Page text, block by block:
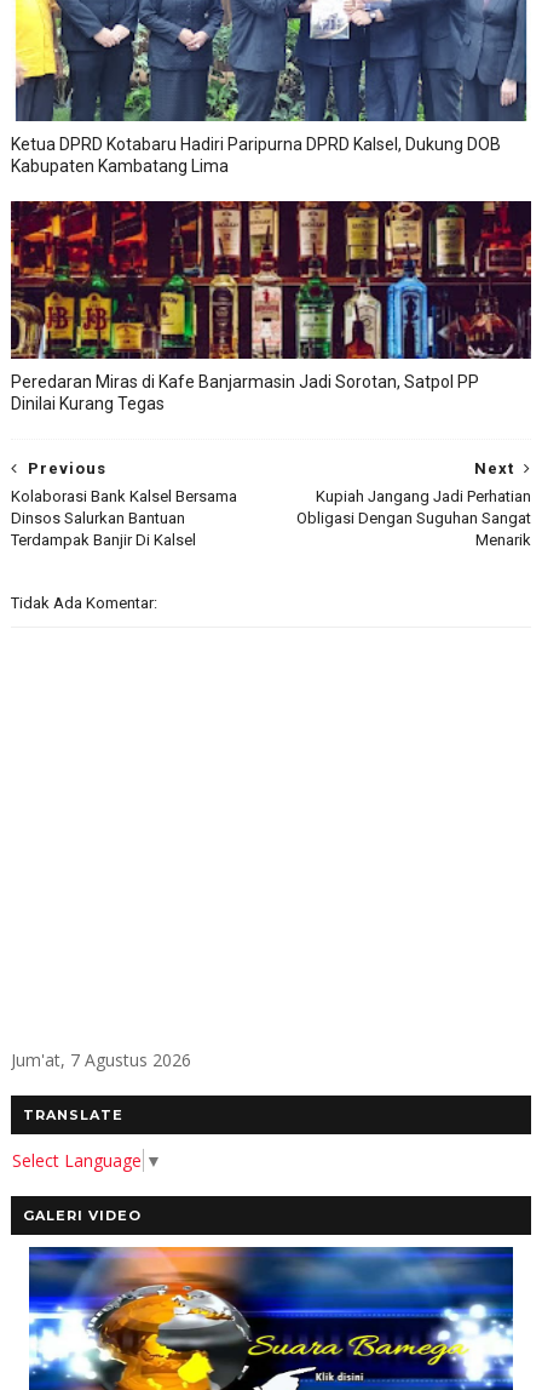
Ketua DPRD Kotabaru Hadiri Paripurna DPRD Kalsel, Dukung DOB
Kabupaten Kambatang Lima
Peredaran Miras di Kafe Banjarmasin Jadi Sorotan, Satpol PP
Dinilai Kurang Tegas
Next
Kupiah Jangang Jadi Perhatian
Obligasi Dengan Suguhan Sangat
Menarik
Previous
Kolaborasi Bank Kalsel Bersama
Dinsos Salurkan Bantuan
Terdampak Banjir Di Kalsel
Tidak Ada Komentar:
Jum'at, 7 Agustus 2026
TRANSLATE
Select Language ▼
GALERI VIDEO